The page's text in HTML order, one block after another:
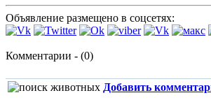
Объявление размещено в соцсетях:
Комментарии - (0)
Добавить